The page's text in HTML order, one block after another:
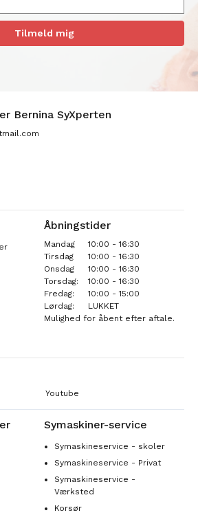
Tilmeld mig
Bernina SyXperten
Åbningstider
Mandag
10:00 - 16:30
Tirsdag
10:00 - 16:30
Onsdag
10:00 - 16:30
Torsdag:
10:00 - 16:30
Fredag:
10:00 - 15:00
Lørdag:
LUKKET
Mulighed for åbent efter aftale.
Youtube
Symaskiner-service
Symaskineservice - skoler
Symaskineservice - Privat
Symaskineservice -
Værksted
Korsør